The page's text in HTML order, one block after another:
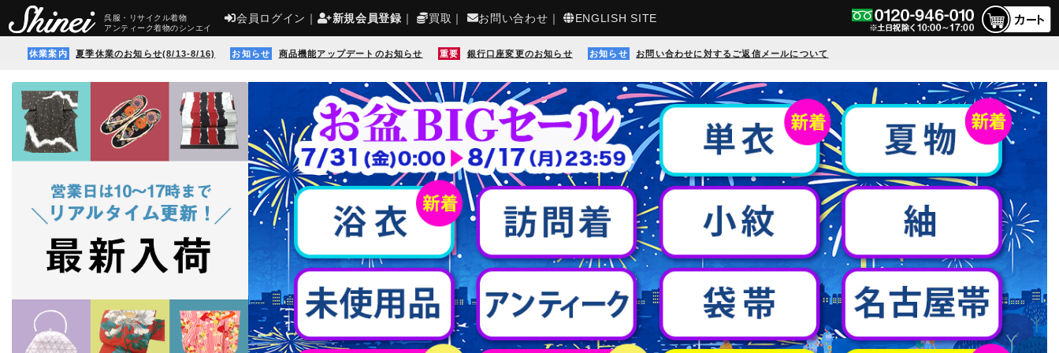
呉服・リサイクル着物
アンティーク着物のシンエイ
会員ログイン ｜ 新規会員登録 ｜ 買取 ｜ お問い合わせ ｜ ENGLISH SITE
休業案内 夏季休業のお知らせ(8/13-8/16) お知らせ 商品機能アップデートのお知らせ 重要 銀行口座変更のお知らせ お知らせ お問い合わせに対するご返信メールについて